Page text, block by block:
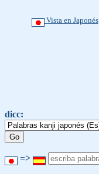
Vista en Japonés
dicc:
=>